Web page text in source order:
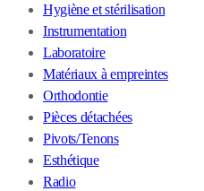
Hygiène et stérilisation
Instrumentation
Laboratoire
Matériaux à empreintes
Orthodontie
Pièces détachées
Pivots/Tenons
Esthétique
Radio